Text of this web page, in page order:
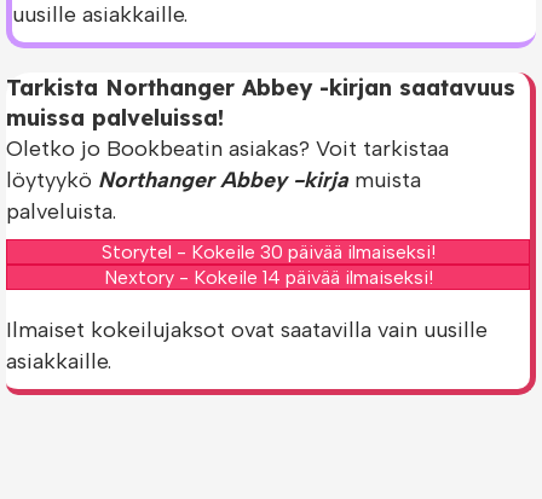
uusille asiakkaille.
Tarkista Northanger Abbey -kirjan saatavuus
muissa palveluissa!
Oletko jo Bookbeatin asiakas? Voit tarkistaa
löytyykö Northanger Abbey -kirja muista
palveluista.
Storytel - Kokeile 30 päivää ilmaiseksi!
Nextory - Kokeile 14 päivää ilmaiseksi!
Ilmaiset kokeilujaksot ovat saatavilla vain uusille
asiakkaille.